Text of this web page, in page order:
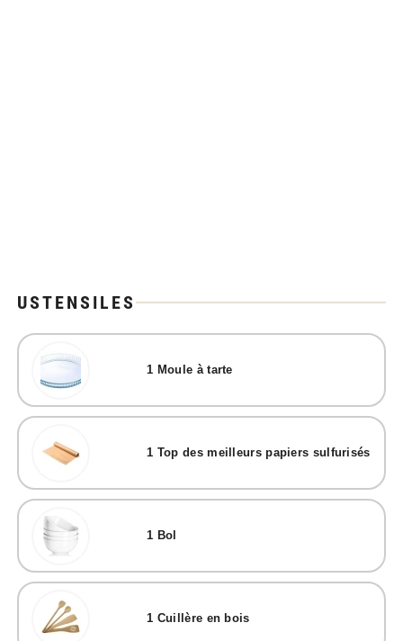
USTENSILES
1 Moule à tarte
1 Top des meilleurs papiers sulfurisés
1 Bol
1 Cuillère en bois